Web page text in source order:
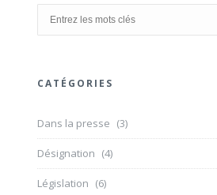
CATÉGORIES
Dans la presse (3)
Désignation (4)
Législation (6)